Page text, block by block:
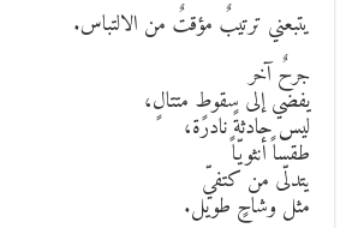
يتبعني ترتيبٌ مؤقتٌ من الالتباس.
جرحٌ آخر
يفضي إلى سقوطٍ متتالٍ،
ليس حادثةً نادرة،
طقساً أنثويّاً
يتدلّى من كتفيّ
مثل وشاحٍ طويل.